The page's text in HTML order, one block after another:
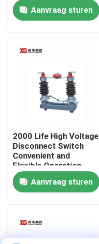
Ongeveer ons
Fabrieksreis
Kwaliteitscontrole
Contacteer ons
Verzoek om een Citaat
De
Het Mechanisme
Voltage
Aanvraag sturen
2000 Life High Voltage
Disconnect Switch
Convenient and
Flexible Operation
Aanvraag sturen